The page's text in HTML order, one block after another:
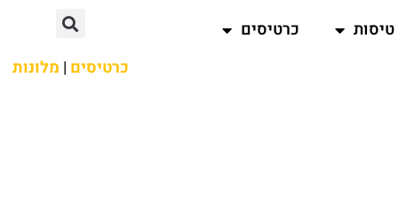
טיסות
כרטיסים
כרטיסים | מלונות